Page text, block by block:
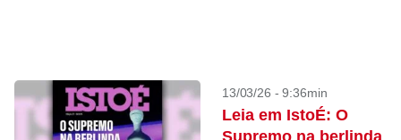
13/03/26 - 9:36min
Leia em IstoÉ: O
Supremo na berlinda